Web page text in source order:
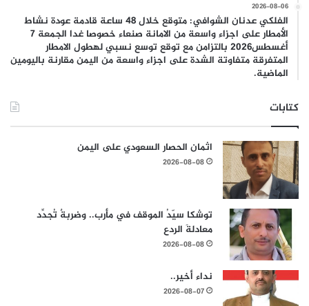
2026-08-06
الفلكي عدنان الشوافي: متوقع خلال 48 ساعة قادمة عودة نشاط
الأمطار على اجزاء واسعة من الامانة صنعاء خصوصا غدا الجمعة 7
أغسطس2026 بالتزامن مع توقع توسع نسبي لهطول الامطار
المتفرقة متفاوتة الشدة على اجزاء واسعة من اليمن مقارنة باليومين
الماضية.
كتابات
اثمان الحصار السعودي على اليمن
2026-08-08
توشكا سيّدُ الموقف في مأرب.. وضربةٌ تُجدِّد
معادلةَ الردع
2026-08-08
نداء أخير..
2026-08-07